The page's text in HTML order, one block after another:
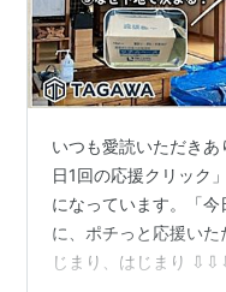
いつも愛読いただき
日1回の応援クリック
になっています。「
に、ポチっと応援い
じまり、はじまり